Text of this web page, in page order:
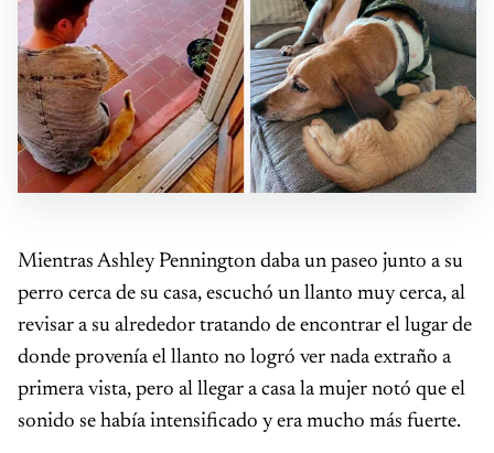
Mientras Ashley Pennington daba un paseo junto a su
perro cerca de su casa, escuchó un llanto muy cerca, al
revisar a su alrededor tratando de encontrar el lugar de
donde provenía el llanto no logró ver nada extraño a
primera vista, pero al llegar a casa la mujer notó que el
sonido se había intensificado y era mucho más fuerte.